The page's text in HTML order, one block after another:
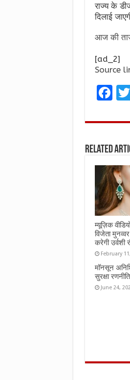
राज्य के
दिलाई
आज की
[ad_2]
Source
F
ce
o
o
k
Related
म्यूज़िक
विजेता
करेगी उर्वशी
February
मॉनसून
सुरक्षा
June 24,